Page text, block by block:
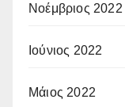
Νοέμβριος 2022
Ιούνιος 2022
Μάιος 2022